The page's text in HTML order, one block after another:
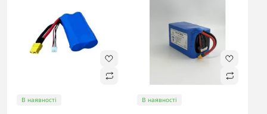
В наявності В наявності